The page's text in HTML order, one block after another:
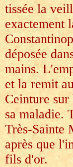
tissée la
exactement
déposée
mains.
et la remit
Ceinture
sa maladie.
Très-Sainte
après que
fils d'or.